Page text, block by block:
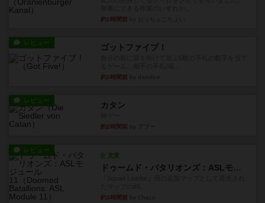
約1時間前
レビュー ゴットファイブ！
約2時間前
レビュー カタン
約2時間前
レビュー
充実
ドゥームド・バタリオンズ：ASLモジュール11
約3時間前